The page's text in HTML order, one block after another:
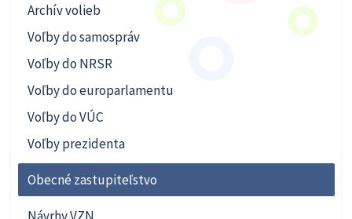
Archív volieb
Voľby do samospráv
Voľby do NRSR
Voľby do europarlamentu
Voľby do VÚC
Voľby prezidenta
Obecné zastupiteľstvo